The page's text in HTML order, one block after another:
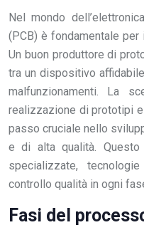
Nel mondo
(PCB) è fondamentale
Un buon produttore di
tra un dispositivo
malfunzionamenti. La
realizzazione di prototipi
passo cruciale nello
e di alta qualità. Questo
specializzate,
controllo qualità in ogni
Fasi del